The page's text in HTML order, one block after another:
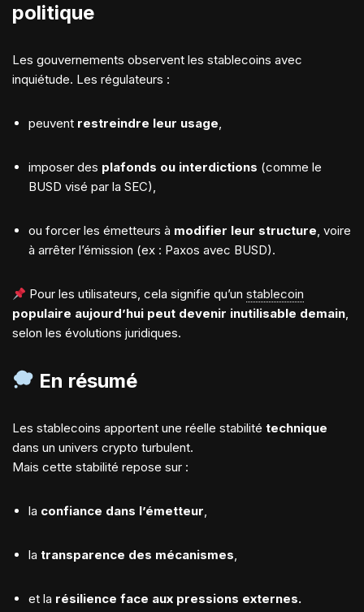
politique
Les gouvernements observent les stablecoins avec
inquiétude. Les régulateurs :
peuvent restreindre leur usage,
imposer des plafonds ou interdictions (comme le
BUSD visé par la SEC),
ou forcer les émetteurs à modifier leur structure, voire
à arrêter l’émission (ex : Paxos avec BUSD).
Pour les utilisateurs, cela signifie qu’unstablecoin
populaire aujourd’hui peut devenir inutilisable demain,
selon les évolutions juridiques.
En résumé
Les stablecoins apportent une réelle stabilité technique
dans un univers crypto turbulent.
Mais cette stabilité repose sur :
la confiance dans l’émetteur,
la transparence des mécanismes,
et la résilience face aux pressions externes.